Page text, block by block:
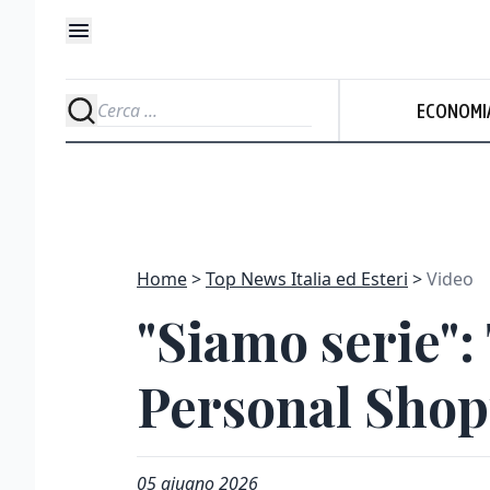
Home Top News Italia ed Esteri Video
"Siamo
Personal
05 giugno 2026